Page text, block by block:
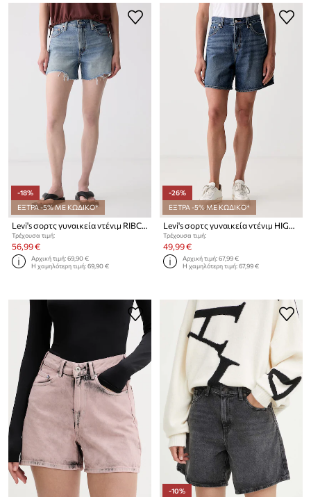
-18%
ΕΞΤΡΑ -5% ΜΕ ΚΩΔΙΚΟ*
Levi's σορτς γυναικεία ντένιμ RIBCAGE A-LINE
Τρέχουσα τιμή:
56,99 €
Αρχική τιμή:69,90 €
Η χαμηλότερη τιμή:69,90 €
-26%
ΕΞΤΡΑ -5% ΜΕ ΚΩΔΙΚΟ*
Levi's σορτς γυναικεία ντένιμ HIGH BAGGY SHORT ACHIEVE EVERYTHING
Τρέχουσα τιμή:
49,99 €
Αρχική τιμή:67,99 €
Η χαμηλότερη τιμή:67,99 €
-10%